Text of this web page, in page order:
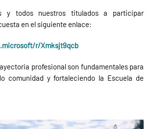
y todos nuestros titulados a participar
en el siguiente enlace:
r/Xmksjt9qcb
profesional son fundamentales para
comunidad y fortaleciendo la Escuela de